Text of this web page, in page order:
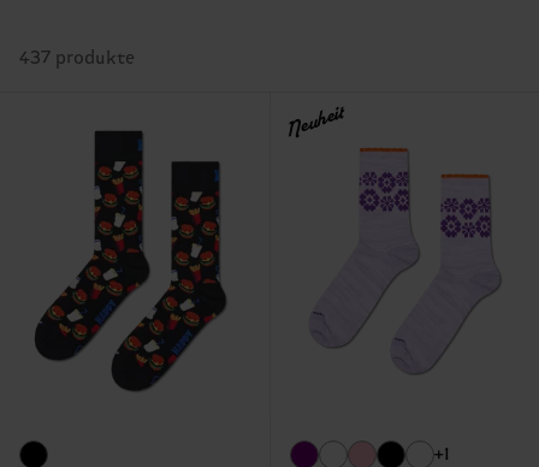
437 produkte
Neuheit
+1